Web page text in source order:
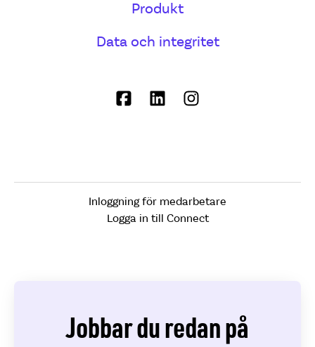
Produkt
Data och integritet
Inloggning för medarbetare
Logga in till Connect
Jobbar du redan på